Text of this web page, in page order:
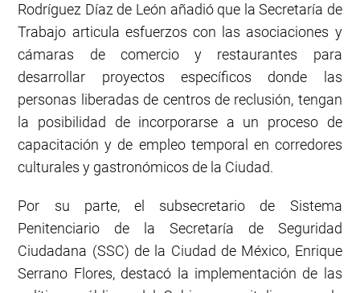
Rodríguez Díaz de León añadió que la Secretaría de
Trabajo articula esfuerzos con las asociaciones y
cámaras de comercio y restaurantes para
desarrollar proyectos específicos donde las
personas liberadas de centros de reclusión, tengan
la posibilidad de incorporarse a un proceso de
capacitación y de empleo temporal en corredores
culturales y gastronómicos de la Ciudad.
Por su parte, el subsecretario de Sistema
Penitenciario de la Secretaría de Seguridad
Ciudadana (SSC) de la Ciudad de México, Enrique
Serrano Flores, destacó la implementación de las